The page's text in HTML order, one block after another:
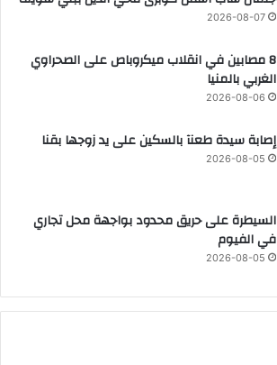
2026-08-07
8 مصابين في انقلاب ميكروباص على الصحراوي
الغربي بالمنيا
2026-08-06
إصابة سيدة طعنآ بالسكين على يد زوجها بقنا
2026-08-05
السيطرة على حريق محدود بواجهة محل تجاري
في الفيوم
2026-08-05